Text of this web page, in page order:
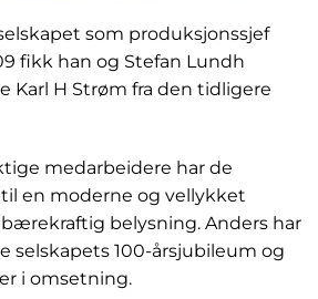
som produksjonssjef
fikk han og Stefan Lundh
Karl H Strøm fra den tidligere
medarbeidere har de
en moderne og vellykket
belysning. Anders har
selskapets 100-årsjubileum og
i omsetning.